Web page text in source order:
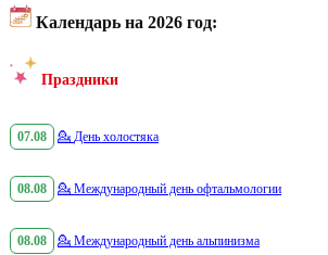
Календарь на 2026 год:
Праздники
07.08 💁 День холостяка
08.08 💁 Международный день офтальмологии
08.08 💁 Международный день альпинизма